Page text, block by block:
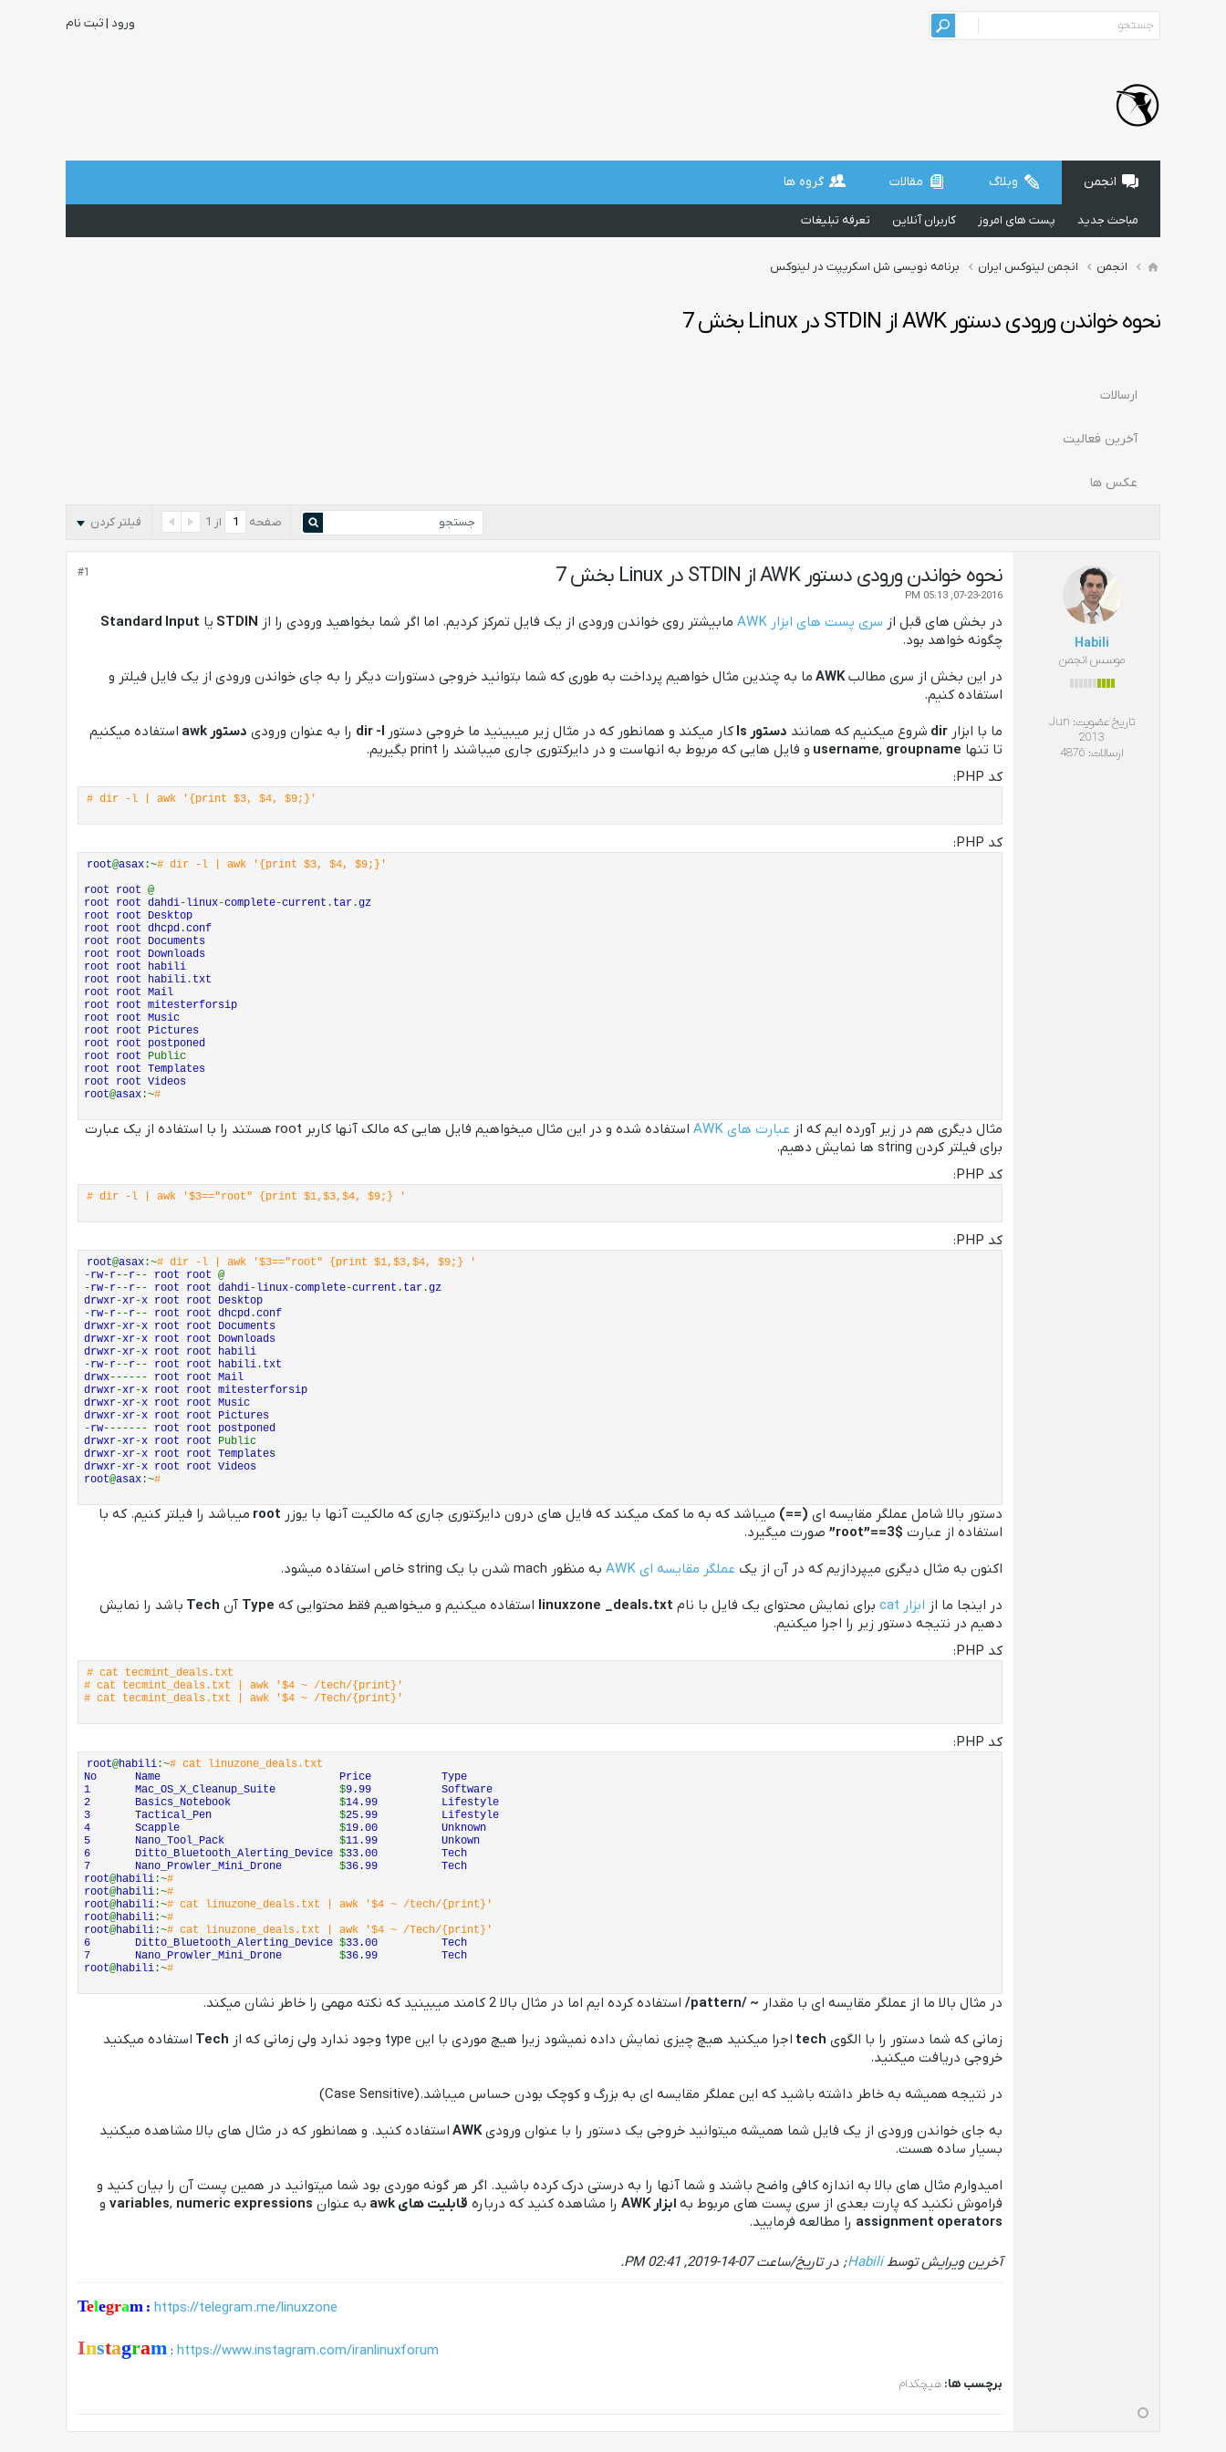
ورود | ثبت نام
انجمن وبلاگ مقالات گروه ها
مباحث جدید پست های امروز کاربران آنلاین تعرفه تبلیغات
انجمن انجمن لینوکس ایران برنامه نویسی شل اسکریپت در لینوکس
نحوه خواندن ورودی دستور AWK از STDIN در Linux بخش 7
ارسالات
آخرین فعالیت
عکس ها
صفحه از 1 فیلتر کردن
Habili
موسس انجمن
تاریخ عضویت: Jun
2013
ارسالات: 4876
#1 نحوه خواندن ورودی دستور AWK از STDIN در Linux بخش 7
07-23-2016, 05:13 PM
در بخش های قبل از سری پست های ابزار AWK مابیشتر روی خواندن ورودی از یک فایل تمرکز کردیم. اما اگر شما بخواهید ورودی را از STDIN یا Standard Input
چگونه خواهد بود.
در این بخش از سری مطالبAWK ما به چندین مثال خواهیم پرداخت به طوری که شما بتوانید خروجی دستورات دیگر را به جای خواندن ورودی از یک فایل فیلتر و
استفاده کنیم.
ما با ابزار dir شروع میکنیم که همانند دستور ls کار میکند و همانطور که در مثال زیر میبینید ما خروجی دستور را به عنوان ورودی دستور awk
استفاده میکنیم
تا تنها
username, groupname
و فایل هایی که مربوط به انهاست و در دایرکتوری جاری میباشند را print بگیریم.
کد PHP:
# dir -l | awk '{print $3, $4, $9;}'
کد PHP:
root@asax :~# dir -l | awk '{print $3, $4, $9;}'
root root @
root root dahdi- linux-complete-current . tar .gz
root root Desktop
root root dhcpd .conf
root root Documents
root root Downloads
root root habili
root root habili . txt
root root Mail
root root mitesterforsip
root root Music
root root Pictures
root root postponed
root root Public
root root Templates
root root Videos
root@asax :~#
مثال دیگری هم در زیر آورده ایم که از عبارت های AWK
استفاده شده و در این مثال میخواهیم فایل هایی که مالک آنها کاربر root هستند را با استفاده از یک عبارت
برای فیلتر کردن string ها نمایش دهیم.
کد PHP:
# dir -l | awk '$3=="root" {print $1,$3,$4, $9;} '
کد PHP:
root@asax :~# dir -l | awk '$3=="root" {print $1,$3,$4, $9;} '
-rw-r--r-- root root @
-rw-r--r-- root root dahdi- linux-complete-current . tar .gz
drwxr-xr-x root root Desktop
-rw-r--r-- root root dhcpd .conf
drwxr-xr-x root root Documents
drwxr-xr-x root root Downloads
drwxr-xr-x root root habili
-rw-r--r-- root root habili . txt
drwx------ root root Mail
drwxr-xr-x root root mitesterforsip
drwxr-xr-x root root Music
drwxr-xr-x root root Pictures
-rw------- root root postponed
drwxr-xr-x root root Public
drwxr-xr-x root root Templates
drwxr-xr-x root root Videos
root@asax :~#
دستور بالا شامل عملگر مقایسه ای (==) میباشد که به ما کمک میکند که فایل های درون دایرکتوری جاری که مالکیت آنها با یوزر root میباشد را فیلتر کنیم. که با
استفاده از عبارت $3==”root”
صورت میگیرد.
اکنون به مثال دیگری میپردازیم که در آن از یک عملگر مقایسه ای AWK
به منظور mach شدن با یک string خاص استفاده میشود.
در اینجا ما از ابزار cat برای نمایش محتوای یک فایل با نام linuxzone _deals.txt استفاده میکنیم و میخواهیم فقط محتوایی که Type آن Tech باشد را نمایش
دهیم در نتیجه دستور زیر را اجرا میکنیم.
کد PHP:
# cat tecmint_deals.txt
# cat tecmint_deals.txt | awk '$4 ~ /tech/{print}'
# cat tecmint_deals.txt | awk '$4 ~ /Tech/{print}'
کد PHP:
root@habili :~# cat linuzone_deals.txt
No Name Price Type
1 Mac_OS_X_Cleanup_Suite $9.99 Software
2 Basics_Notebook $14.99 Lifestyle
3 Tactical_Pen $25.99 Lifestyle
4 Scapple $19.00 Unknown
5 Nano_Tool_Pack $11.99 Unkown
6 Ditto_Bluetooth_Alerting_Device $33.00 Tech
7 Nano_Prowler_Mini_Drone $36.99 Tech
root@habili :~#
root@habili :~#
root@habili :~# cat linuzone_deals.txt | awk '$4 ~ /tech/{print}'
root@habili :~#
root@habili :~# cat linuzone_deals.txt | awk '$4 ~ /Tech/{print}'
6 Ditto_Bluetooth_Alerting_Device $33.00 Tech
7 Nano_Prowler_Mini_Drone $36.99 Tech
root@habili :~#
در مثال بالا ما از عملگر مقایسه ای با مقدار ~ /pattern/
استفاده کرده ایم اما در مثال بالا 2 کامند میبینید که نکته مهمی را خاطر نشان میکند.
زمانی که شما دستور را با الگوی tech اجرا میکنید هیچ چیزی نمایش داده نمیشود زیرا هیچ موردی با این type وجود ندارد ولی زمانی که از Tech استفاده میکنید
خروجی دریافت میکنید.
در نتیجه همیشه به خاطر داشته باشید که این عملگر مقایسه ای به بزرگ و کوچک بودن حساس میباشد.(Case Sensitive)
به جای خواندن ورودی از یک فایل شما همیشه میتوانید خروجی یک دستور را با عنوان ورودیAWK استفاده کنید. و همانطور که در مثال های بالا مشاهده میکنید
بسیار ساده هست.
امیدوارم مثال های بالا به اندازه کافی واضح باشند و شما آنها را به درستی درک کرده باشید. اگر هر گونه موردی بود شما میتوانید در همین پست آن را بیان کنید و
فراموش نکنید که پارت بعدی از سری پست های مربوط به ابزار AWK را مشاهده کنید که درباره قابلیت های awk به عنوان variables, numeric expressions
و
assignment operators را مطالعه فرمایید.
آخرین ویرایش توسطHabili; در تاریخ/ساعت07-14-2019, 02:41 PM
.
Telegram : https://telegram.me/linuxzone
Instagram : https://www.instagram.com/iranlinuxforum
برچسب ها: هیچکدام